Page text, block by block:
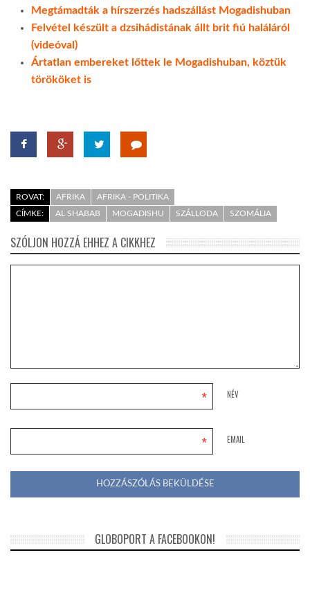
LATIMO.HU
GLOBOBOOK
Megtámadták a hírszerzés hadszállást Mogadishuban
Felvétel készült a dzsihádistának állt brit fiú haláláról
(videóval)
Ártatlan embereket lőttek le Mogadishuban, köztük
törököket is
ROVAT: AFRIKA
AFRIKA - POLITIKA
CÍMKE:
AL SHABAB MOGADISHU SZÁLLODA SZOMÁLIA
SZÓLJON HOZZÁ EHHEZ A CIKKHEZ
NÉV
*
EMAIL
*
GLOBOPORT A FACEBOOKON!